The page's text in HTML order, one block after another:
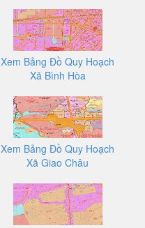
Xem Bảng Đồ Quy Hoạch
Xã Bình Hòa
Xem Bảng Đồ Quy Hoạch
Xã Giao Châu